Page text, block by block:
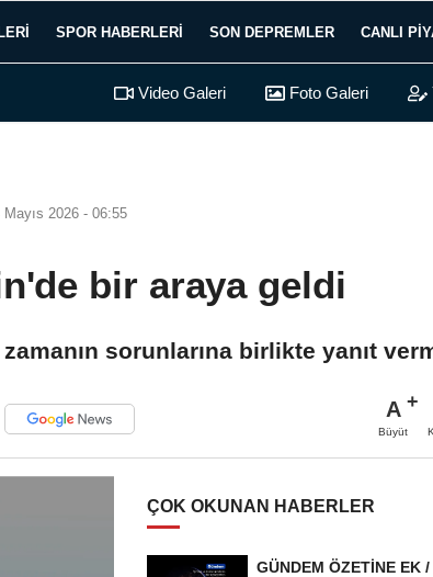
SPOR HABERLERI SON DEPREMLER CANLI
Video Galeri Foto Galeri
Mayıs 2026 - 06:55
bir araya geldi
sorunlarına birlikte yanıt
A
Büyüt
ÇOK OKUNAN HABERLER
GÜNDEM ÖZETİNE EK /